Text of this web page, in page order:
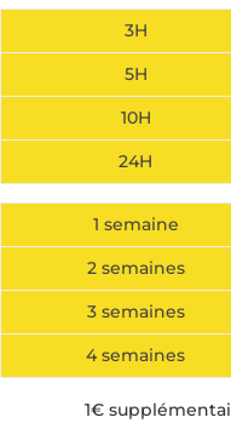
3H
5H
10H
24H
1 semaine
2 semaines
3 semaines
4 semaines
1€